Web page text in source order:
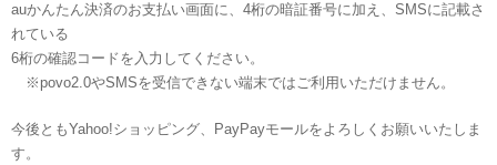
auかんたん決済のお支払い画面に、4桁の暗証番号に加え、SMSに記載さ
れている
6桁の確認コードを入力してください。
※povo2.0やSMSを受信できない端末ではご利用いただけません。
今後ともYahoo!ショッピング、PayPayモールをよろしくお願いいたしま
す。